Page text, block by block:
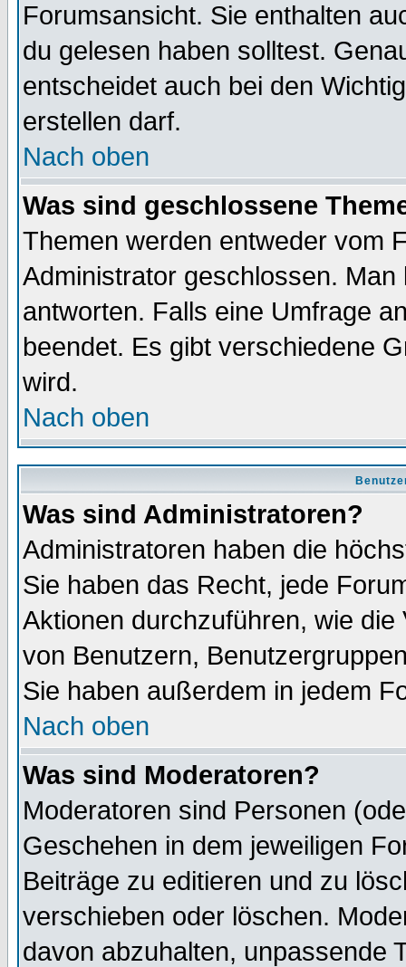
Forumsansicht. Sie enthalten
du gelesen haben solltest.
entscheidet auch bei den
erstellen darf.
Nach oben
Was sind geschlossene
Themen werden entweder vom
Administrator geschlossen.
antworten. Falls eine Umfrage
beendet. Es gibt verschiedene
wird.
Nach oben
Was sind Administratoren?
Administratoren haben die
Sie haben das Recht, jede
Aktionen durchzuführen, wie
von Benutzern,
Sie haben außerdem in jedem
Nach oben
Was sind Moderatoren?
Moderatoren sind Personen
Geschehen in dem jeweiligen
Beiträge zu editieren und zu
verschieben oder löschen.
davon abzuhalten, unpassende